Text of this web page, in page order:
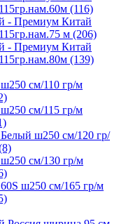
(116)
- Премиум Китай
м (206)
- Премиум Китай
(139)
см/110 гр/м
см/115 гр/м
ш250 см/120 гр/
см/130 гр/м
ш250 см/165 гр/м